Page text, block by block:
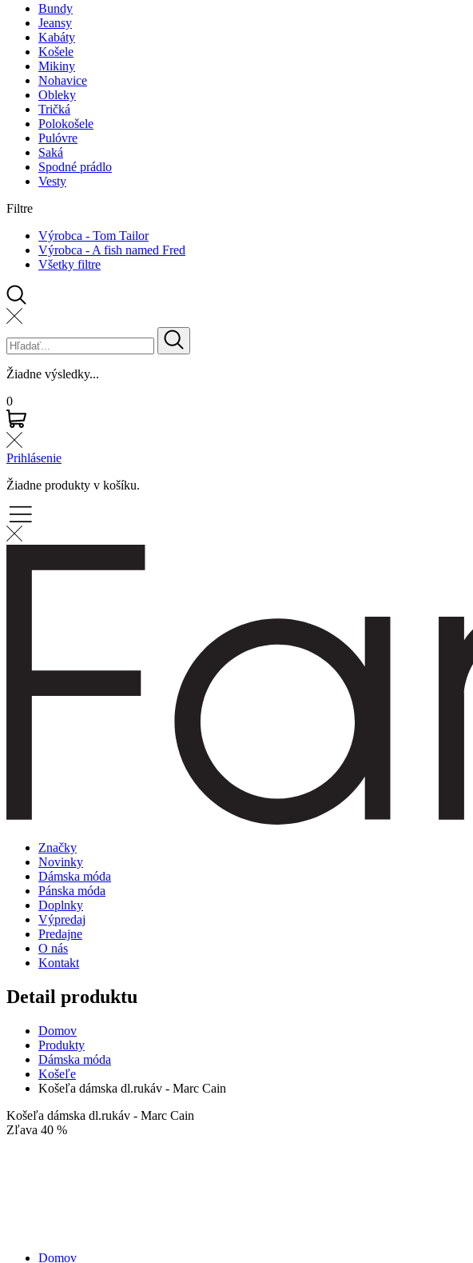
Bundy
Jeansy
Kabáty
Košele
Mikiny
Nohavice
Obleky
Tričká
Polokošele
Pulóvre
Saká
Spodné prádlo
Vesty
Filtre
Výrobca - Tom Tailor
Výrobca - A fish named Fred
Všetky filtre
Žiadne výsledky...
0
Prihlásenie
Žiadne produkty v košíku.
Značky
Novinky
Dámska móda
Pánska móda
Doplnky
Výpredaj
Predajne
O nás
Kontakt
Detail produktu
Domov
Produkty
Dámska móda
Košeľe
Košeľa dámska dl.rukáv - Marc Cain
Košeľa dámska dl.rukáv - Marc Cain
Zľava 40 %
Domov